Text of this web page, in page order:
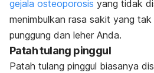
gejala osteoporosis yang tidak
menimbulkan rasa sakit yang tak
punggung dan leher Anda.
Patah tulang pinggul
Patah tulang pinggul biasanya